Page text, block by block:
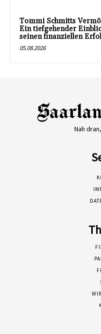
Tommi Schmitts
Ein tiefgehender
seinen finanziellen
05.08.2026
Nah